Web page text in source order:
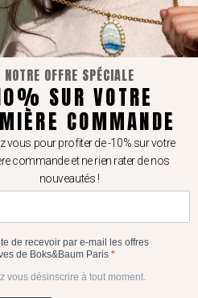
à la main
à Mexico City
question ?
internationale
gratuit
sécurisé
(4x sans frais)
NOTRE OFFRE SPÉCIALE
SUR VOTRE
COMMANDE
vous pour profiter de -10% sur votre
commande et ne rien rater de nos
nouveautés !
de recevoir par e-mail les offres
de Boks&Baum Paris
vous désinscrire à tout moment.